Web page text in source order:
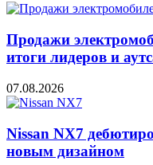
Продажи
итоги лидеров и
07.08.2026
Nissan NX7
новым дизайном